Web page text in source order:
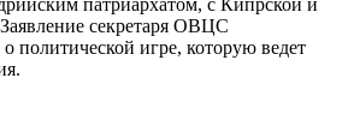
секретаря ОВЦС
политической игре, которую ведет